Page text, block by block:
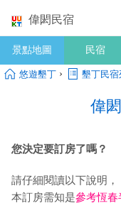
偉閎民宿
景點地圖 民宿
悠遊墾丁 › 墾丁民宿
偉
您決定要訂房了嗎？
請仔細閱讀以下說明，
本訂房需知是參考恆春